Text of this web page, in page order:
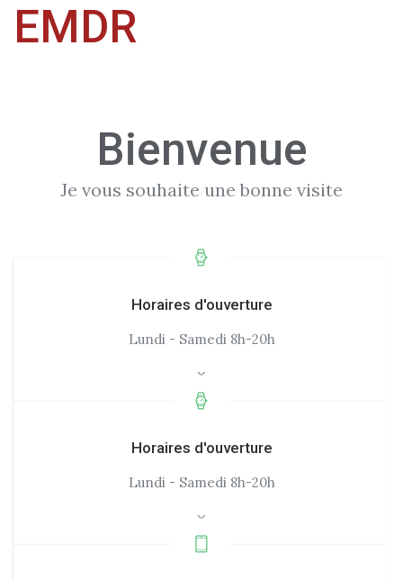
EMDR
Bienvenue
Je vous souhaite une bonne visite
Horaires d'ouverture
Lundi - Samedi 8h-20h
Horaires d'ouverture
Lundi - Samedi 8h-20h